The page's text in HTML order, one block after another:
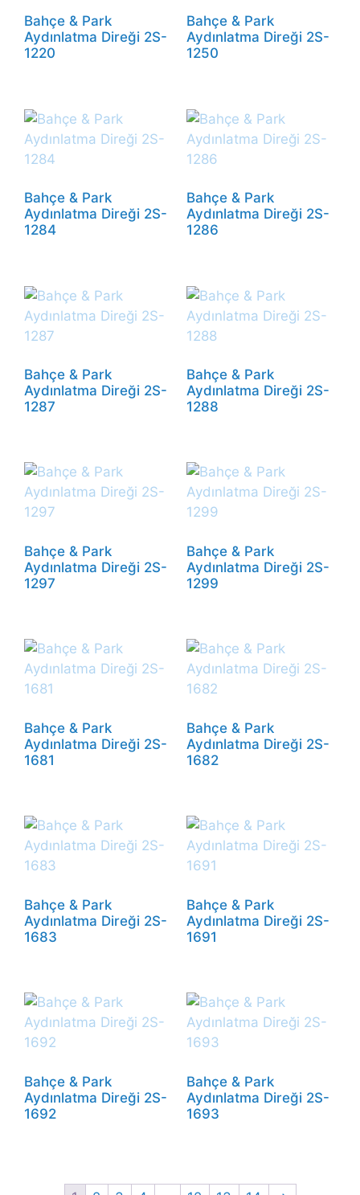
Bahçe & Park
Aydınlatma Direği 2S-
1220
Bahçe & Park
Aydınlatma Direği 2S-
1250
Bahçe & Park
Aydınlatma Direği 2S-
1284
Bahçe & Park
Aydınlatma Direği 2S-
1286
Bahçe & Park
Aydınlatma Direği 2S-
1287
Bahçe & Park
Aydınlatma Direği 2S-
1288
Bahçe & Park
Aydınlatma Direği 2S-
1297
Bahçe & Park
Aydınlatma Direği 2S-
1299
Bahçe & Park
Aydınlatma Direği 2S-
1681
Bahçe & Park
Aydınlatma Direği 2S-
1682
Bahçe & Park
Aydınlatma Direği 2S-
1683
Bahçe & Park
Aydınlatma Direği 2S-
1691
Bahçe & Park
Aydınlatma Direği 2S-
1692
Bahçe & Park
Aydınlatma Direği 2S-
1693